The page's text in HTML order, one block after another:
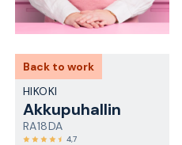
Back to work
HIKOKI
Akkupuhallin
RA18DA
4,7